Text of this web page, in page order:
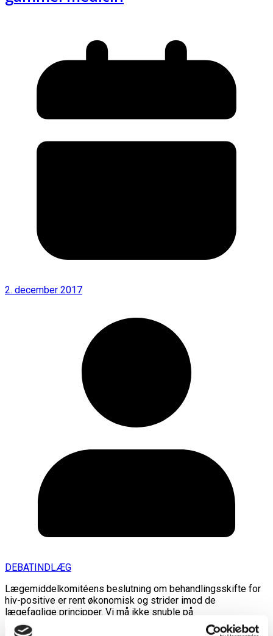
2. december 2017
DEBATINDLÆG
Lægemiddelkomitéens beslutning om behandlingsskifte for
hiv-positive er rent økonomisk og strider imod de
lægefaglige principper. Vi må ikke snuble på
Læs mere